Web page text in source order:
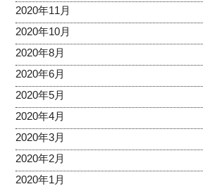
2020年11月
2020年10月
2020年8月
2020年6月
2020年5月
2020年4月
2020年3月
2020年2月
2020年1月